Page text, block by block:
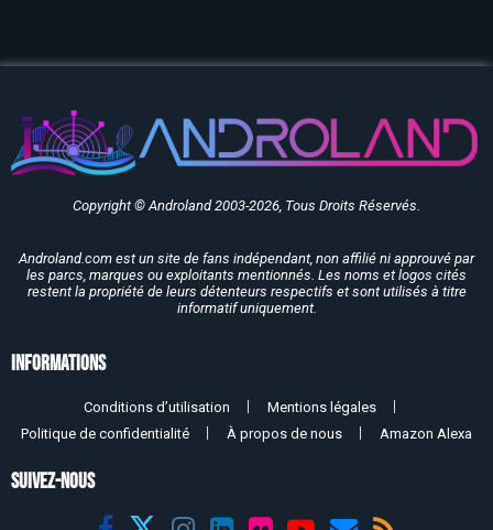
Copyright © Androland 2003-2026, Tous Droits Réservés.
Androland.com est un site de fans indépendant, non affilié ni approuvé par
les parcs, marques ou exploitants mentionnés. Les noms et logos cités
restent la propriété de leurs détenteurs respectifs et sont utilisés à titre
informatif uniquement.
Informations
Conditions d’utilisation
Mentions légales
Politique de confidentialité
À propos de nous Amazon Alexa
SUIVEZ-NOUS